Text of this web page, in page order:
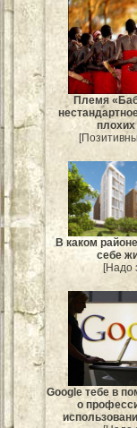
Племя
В каком
себе
[Надо
Google тебе в
о